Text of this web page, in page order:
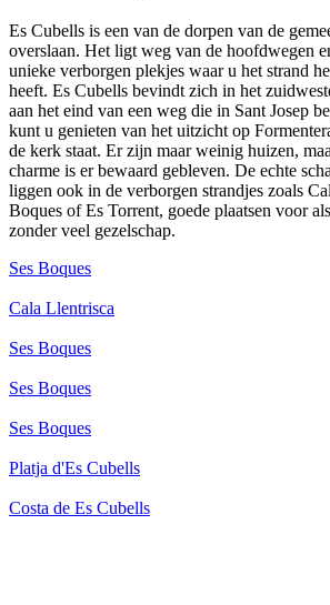
Es Cubells is een van de dorpen van de
overslaan. Het ligt weg van de hoofdwegen
unieke verborgen plekjes waar u het strand
heeft. Es Cubells bevindt zich in het
aan het eind van een weg die in Sant Josep
kunt u genieten van het uitzicht op
de kerk staat. Er zijn maar weinig huizen,
charme is er bewaard gebleven. De echte
liggen ook in de verborgen strandjes zoals
Boques of Es Torrent, goede plaatsen voor
zonder veel gezelschap.
Ses Boques
Cala Llentrisca
Ses Boques
Ses Boques
Ses Boques
Platja d'Es Cubells
Costa de Es Cubells